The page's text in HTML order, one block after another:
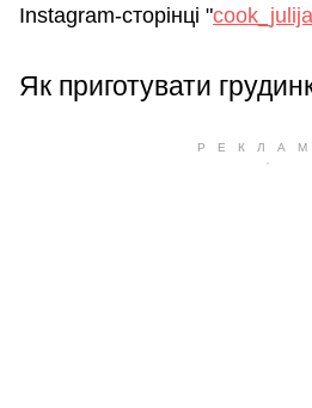
Instagram-сторінці "
Як приготувати